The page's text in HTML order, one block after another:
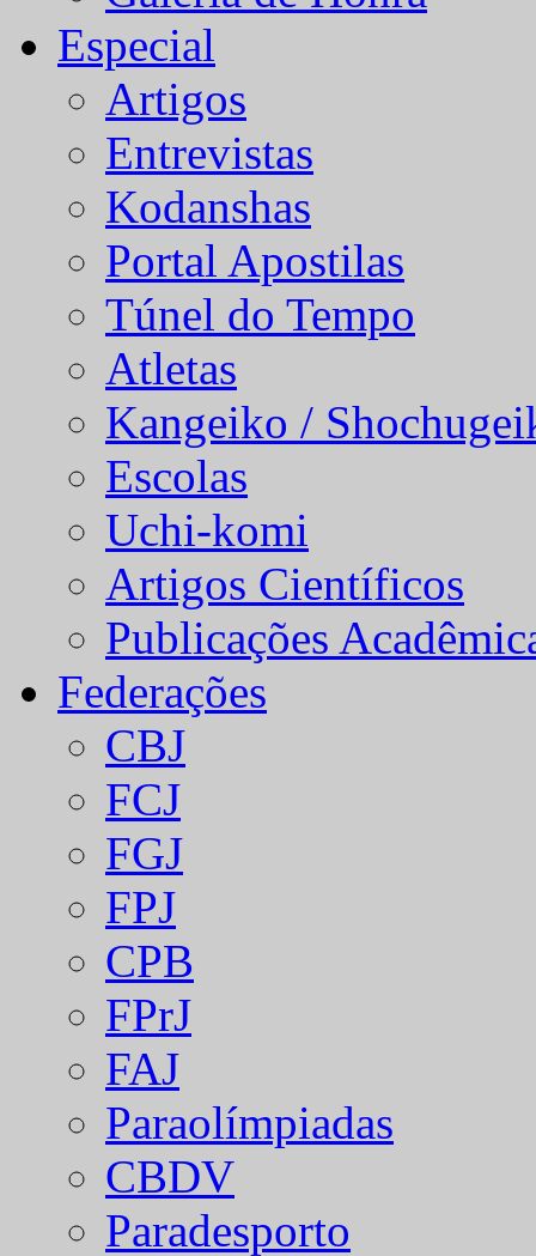
Especial
Artigos
Entrevistas
Kodanshas
Portal Apostilas
Túnel do Tempo
Atletas
Kangeiko /
Escolas
Uchi-komi
Artigos Científicos
Publicações
Federações
CBJ
FCJ
FGJ
FPJ
CPB
FPrJ
FAJ
Paraolímpiadas
CBDV
Paradesporto